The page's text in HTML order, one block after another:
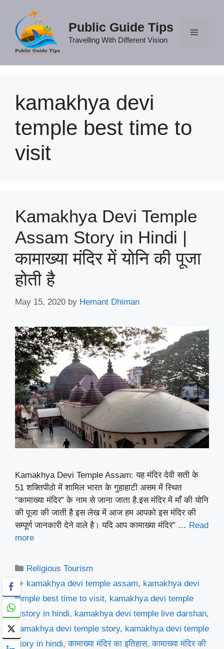
content
Public Guide Tips
Travelling With Different Vision
kamakhya devi
temple best time to
visit
Kamakhya Devi Temple
Assam Story in Hindi |
कामाख्या मंदिर में योनि की पूजा
होती है
May 15, 2020 by Hemant Dhiman
Kamakhya Devi Temple Assam: यह मंदिर देवी सती के
51 शक्तिपीठो में शामिल भारत के गुहाहाटी असम में स्थित
“कामाख्या मंदिर” के नाम से जाना जाता है.इस मंदिर में माँ की योनि
की पूजा की जाती है इस लेख में आज हम आपको इस मंदिर की
सम्पूर्ण जानकारी देने वाले है। यदि आप कामाख्या मंदिर” … Read
more
Categories
Religious Tourism
Tags
kamakhya devi temple assam, kamakhya devi
temple best time to visit, kamakhya devi temple
history in hindi, kamakhya devi temple live darshan,
kamakhya devi temple story, kamakhya devi temple
story in hindi,कामाख्या मंदिर का इतिहास,कामाख्या मंदिर की